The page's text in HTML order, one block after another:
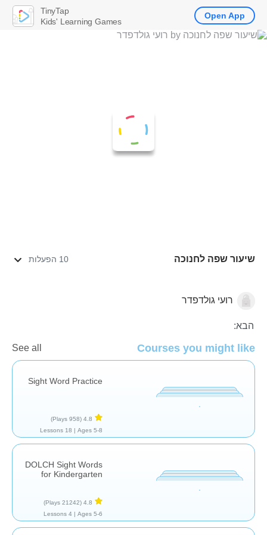
שיעור שפה לחנוכה 10 הפעלות
מילים נפוצות
רועי גולדפדר
הבא:
Courses you might like
See all
Sight Word Practice
4.8
(958 Plays)
Ages 5-8 |
18 Lessons
DOLCH Sight Words
for Kindergarten
4.8
(21242 Plays)
Ages 5-6 |
4 Lessons
TinyTap
Kids' Learning Games
Open App